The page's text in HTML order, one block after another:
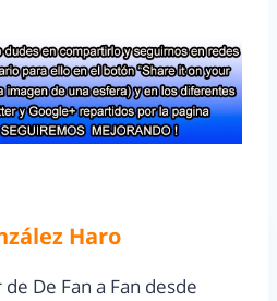
Haro
De Fan a Fan desde